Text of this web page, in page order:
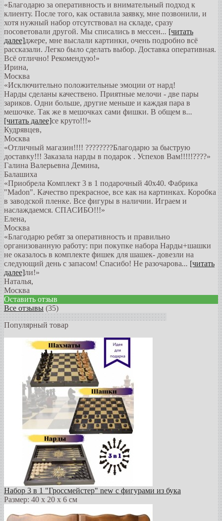
«Благодарю за оперативность и внимательный подход к
клиенту. После того, как оставила заявку, мне позвонили, и
хотя нужный набор отсутствовал на складе, сразу
посоветовали другой. Мы списались в мессен... [читать
далее]джере, мне выслали картинки, очень подробно всё
рассказали. Легко было сделать выбор. Доставка оперативная.
Всё отлично! Рекомендую!»
Ирина,
Москва
«Исключительно положительные эмоции от нард!
Нарды сделаны качествено. Приятные мелочи - две пары
зариков. Одни больше, другие меньше и каждая пара в
мешочке. Так же в мешочках сами фишки. В общем в...
[читать далее]се круто!!!»
Кудрявцев,
Москва
«Отличный магазин!!!! ????????Благодарю за быструю
доставку!!! Заказала нарды в подарок . Успехов Вам!!!!!????»
Галина Валерьевна Демина,
Балашиха
«Приобрела Комплект 3 в 1 подарочный 40х40. Фабрика
"Madon". Качество прекрасное, все как на картинках. Коробка
в заводской пленке. Все фигуры в наличии. Играем и
наслаждаемся. СПАСИБО!!!»
Елена,
Москва
«Благодарю ребят за оперативность и правильно
организованную работу: при покупке набора Нарды+шашки
не оказалось в комплекте фишек для шашек- довезли на
следующий день с запасом! Спасибо! Не разочарова... [читать
далее]ли!»
Наталья,
Москва
Оставить отзыв
Все отзывы (35)
Популярный товар
Набор 3 в 1 "Гроссмейстер" new с фигурами из бука
Размер: 40 х 20 х 6 см